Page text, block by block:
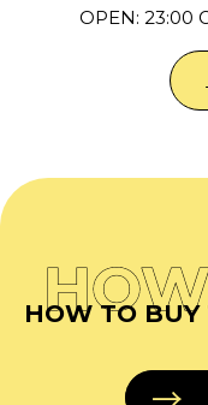
OPEN: 23:00
HOW TO BUY